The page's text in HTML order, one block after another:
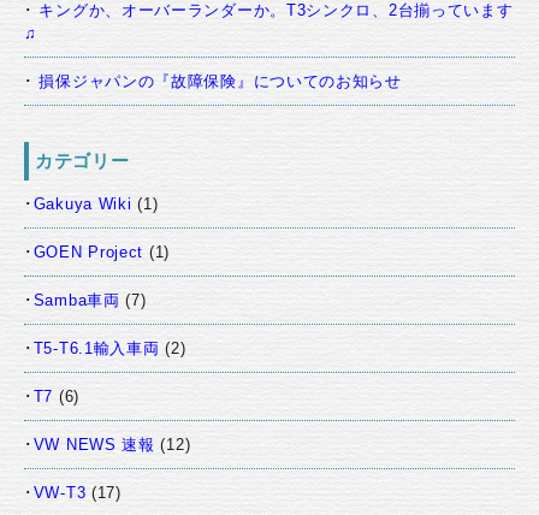
キングか、オーバーランダーか。T3シンクロ、2台揃っています
♫
損保ジャパンの『故障保険』についてのお知らせ
カテゴリー
Gakuya Wiki (1)
GOEN Project (1)
Samba車両 (7)
T5-T6.1輸入車両 (2)
T7 (6)
VW NEWS 速報 (12)
VW-T3 (17)